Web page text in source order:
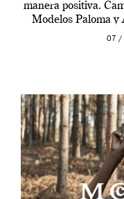
manera positiva.
Modelos Paloma y
outfit,
07 /